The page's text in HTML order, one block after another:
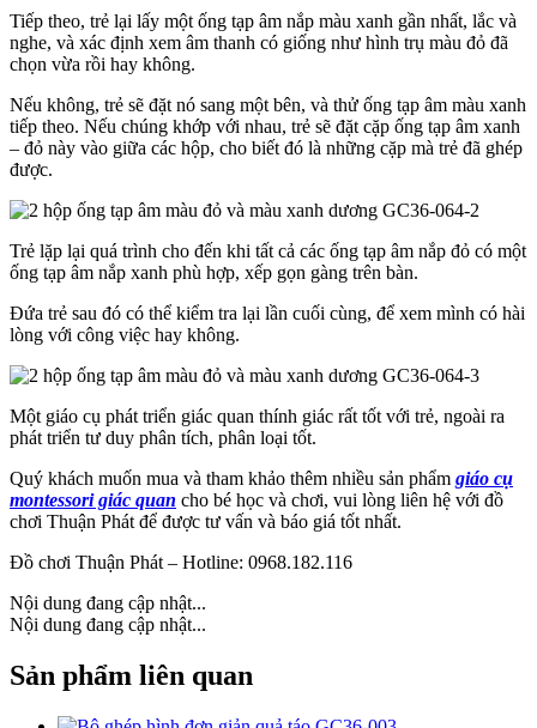
Tiếp theo, trẻ lại lấy một ống tạp âm nắp màu xanh gần nhất, lắc và
nghe, và xác định xem âm thanh có giống như hình trụ màu đỏ đã
chọn vừa rồi hay không.
Nếu không, trẻ sẽ đặt nó sang một bên, và thử ống tạp âm màu xanh
tiếp theo. Nếu chúng khớp với nhau, trẻ sẽ đặt cặp ống tạp âm xanh
– đỏ này vào giữa các hộp, cho biết đó là những cặp mà trẻ đã ghép
được.
Trẻ lặp lại quá trình cho đến khi tất cả các ống tạp âm nắp đỏ có một
ống tạp âm nắp xanh phù hợp, xếp gọn gàng trên bàn.
Đứa trẻ sau đó có thể kiểm tra lại lần cuối cùng, để xem mình có hài
lòng với công việc hay không.
Một giáo cụ phát triển giác quan thính giác rất tốt với trẻ, ngoài ra
phát triển tư duy phân tích, phân loại tốt.
Quý khách muốn mua và tham khảo thêm nhiều sản phẩm giáo cụ
montessori giác quan cho bé học và chơi, vui lòng liên hệ với đồ
chơi Thuận Phát để được tư vấn và báo giá tốt nhất.
Đồ chơi Thuận Phát – Hotline: 0968.182.116
Nội dung đang cập nhật...
Nội dung đang cập nhật...
Sản phẩm liên quan